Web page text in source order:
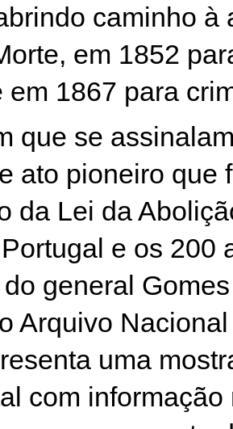
caminho à
em 1852
em 1867 para
que se
ato pioneiro que
da Lei da
e os 200
general
Arquivo
uma
com